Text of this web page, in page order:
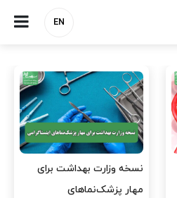
EN
مدیریت سلامت، میدان
آزمون و خطا نیست